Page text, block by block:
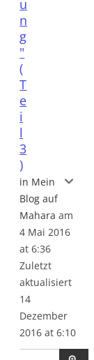
u
n
g
"
(
T
e
i
l
3
)
in Mein
Blog auf
Maharaam
4 Mai 2016
at 6:36
Zuletzt
aktualisiert
14
Dezember
2016 at 6:10